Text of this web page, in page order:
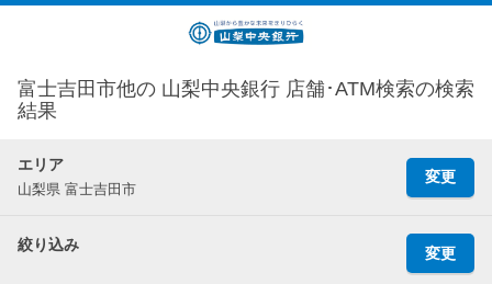
富士吉田市他の 山梨中央銀行 店舗･ATM検索の検索
結果
エリア
山梨県 富士吉田市
変更
絞り込み 変更